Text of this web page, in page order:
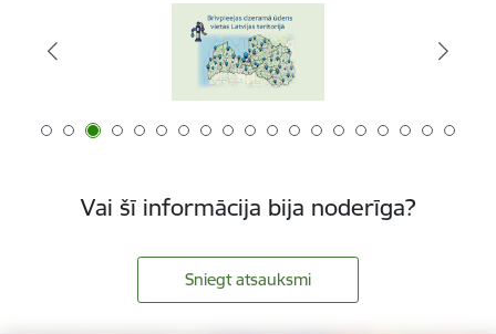
Vai šī informācija bija noderīga?
Sniegt atsauksmi